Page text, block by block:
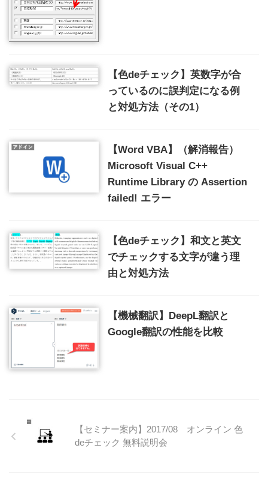
【色deチェック】英数字が合
っているのに誤判定になる例
と対処方法（その1）
【Word VBA】（解消報告）
Microsoft Visual C++
Runtime Library の Assertion
failed! エラー
【色deチェック】和文と英文
でチェックする文字が違う理
由と対処方法
【機械翻訳】DeepL翻訳と
Google翻訳の性能を比較
【セミナー案内】2017/08 オンライン 色
deチェック 無料説明会